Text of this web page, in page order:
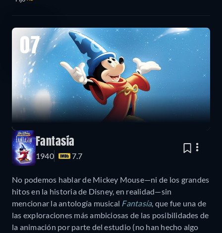
07
Fantasía
1940 7.7
No podemos hablar de Mickey Mouse—ni de los grandes
hitos en la historia de Disney, en realidad—sin
mencionar la antología musical Fantasía, que fue una de
las exploraciones más ambiciosas de las posibilidades de
la animación por parte del estudio (no han hecho algo